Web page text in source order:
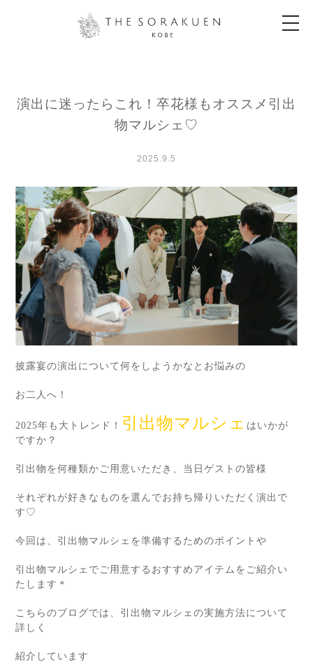
t
o
v
演出に迷ったらこれ！卒花様もオススメ引出
物マルシェ♡
2025.9.5
披露宴の演出について何をしようかなとお悩みの
お二人へ！
2025年も大トレンド！ 引出物マルシェ はいかが
ですか？
引出物を何種類かご用意いただき、 当日ゲストの皆様
それぞれが好きなものを選んでお持ち帰りいただく演出で
す♡
今回は、引出物マルシェを準備するためのポイントや
引出物マルシェでご用意する おすすめアイテムをご紹介い
たします＊
こちらのブログでは、引出物マルシェの実施方法について
詳しく
紹介しています